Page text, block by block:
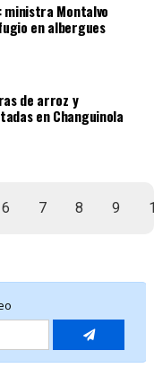
ministra Montalvo
en albergues
de arroz y
en Changuinola
6 7 8 9